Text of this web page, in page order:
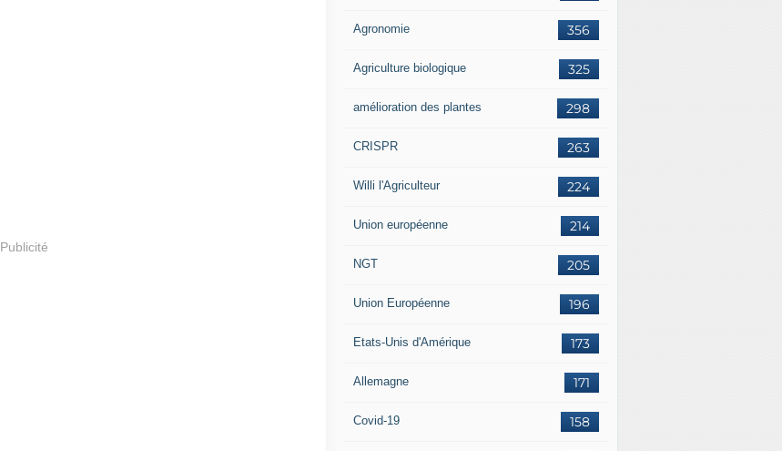
Publicité
356
Agronomie
325
Agriculture biologique
298
amélioration des plantes
263
CRISPR
224
Willi l'Agriculteur
214
Union européenne
205
NGT
196
Union Européenne
173
Etats-Unis d'Amérique
171
Allemagne
158
Covid-19